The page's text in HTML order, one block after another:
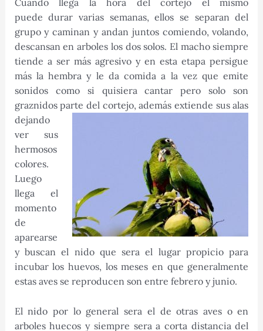
Cuando llega la hora del cortejo el mismo
puede durar varias semanas, ellos se separan del
grupo y caminan y andan juntos comiendo, volando,
descansan en arboles los dos solos. El macho siempre
tiende a ser más agresivo y en esta etapa persigue
más la hembra y le da comida a la vez que emite
sonidos como si quisiera cantar pero solo son
graznidos parte del cortejo,además extiende sus alas
dejando
ver sus
hermosos
colores.
Luego
llega el
momento
de
aparearse
y buscan el nido que sera el lugar propicio para
incubar los huevos, los meses en que generalmente
estas aves se reproducen son entre febrero y junio.
El nido por lo general sera el de otras aves o en
arboles huecos y siempre sera a corta distancia del